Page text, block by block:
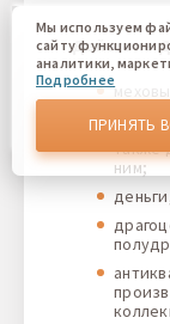
Действие
также
ним;
Мы используем
сайту
аналитики,
который вы
отличать Вас от
Соглашаясь, вы
файлов cookie. Вы
нажав кнопку
время, перейдя к
Подробнее
ПРИНЯТЬ